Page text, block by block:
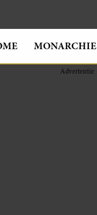
MONARCHIE